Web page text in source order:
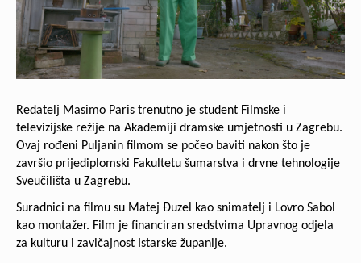
Redatelj Masimo Paris trenutno je student Filmske i
televizijske režije na Akademiji dramske umjetnosti u Zagrebu.
Ovaj rođeni Puljanin filmom se počeo baviti nakon što je
završio prijediplomski Fakultetu šumarstva i drvne tehnologije
Sveučilišta u Zagrebu.
Suradnici na filmu su Matej Đuzel kao snimatelj i Lovro Sabol
kao montažer. Film je financiran sredstvima Upravnog odjela
za kulturu i zavičajnost Istarske županije.